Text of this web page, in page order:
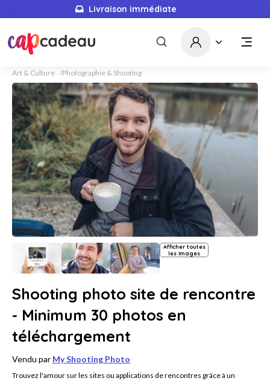
Livraison immédiate
Art & Culture Photographie & Shooting
Afficher toutes
les images
Shooting photo site de rencontre
- Minimum 30 photos en
téléchargement
Vendu par My Shooting Photo
Trouvez l'amour sur les sites ou applications de rencontres grâce à un